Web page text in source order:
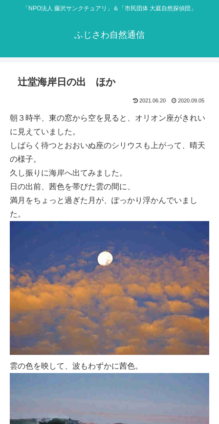
「NPO法人 藤沢サンクチュアリ」＆「市民団体 大庭自然探偵団」
ふじさわ自然通信
辻堂海岸日の出 ほか
2021.06.20 2020.09.05
朝３時半、東の窓から空を見ると、オリオン座がきれい
に見えていました。
しばらく待つとおおいぬ座のシリウスも上がって、晴天
の様子。
久し振りに海岸へ出てみました。
日の出前、茜色を帯びた雲の間に、
満月をちょっと過ぎた月が、ぽっかり浮かんでいまし
た。
雲の色を映して、波もわずかに茜色。